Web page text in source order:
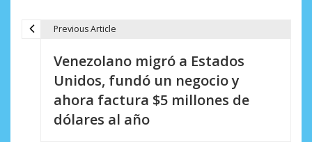
Previous Article
Venezolano migró a Estados
Unidos, fundó un negocio y
ahora factura $5 millones de
dólares al año